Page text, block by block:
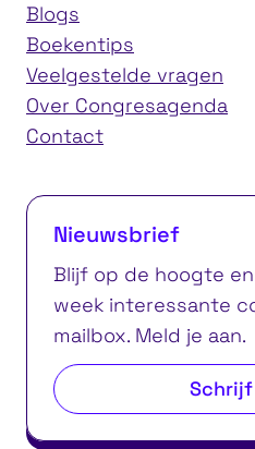
Blogs
Boekentips
Veelgestelde vragen
Over Congresagenda
Contact
Nieuwsbrief
Blijf op de hoogte
week interessante
mailbox. Meld je aan.